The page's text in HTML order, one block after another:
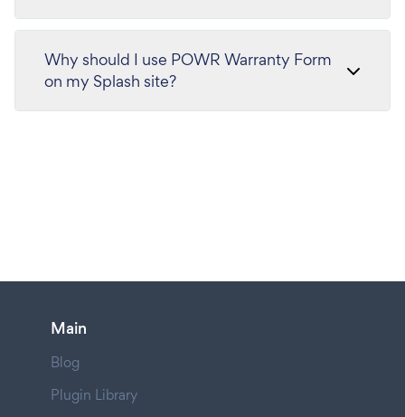
Why should I use POWR Warranty Form
on my Splash site?
Main
Blog
Plugin Library